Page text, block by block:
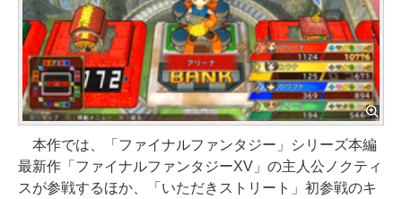
本作では、「ファイナルファンタジー」シリーズ本編
最新作「ファイナルファンタジーXV」の主人公ノクティ
スが参戦するほか、「いただきストリート」初参戦のキ